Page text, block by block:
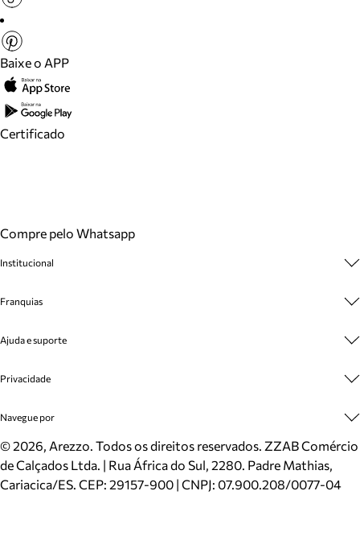
Baixe o APP
Certificado
Compre pelo Whatsapp
Institucional
Cashback
Venda Corporativa
Mapa do Site
Inverno
Mundo Arezzo
Franquias
Plano de Negócio
Ajuda e suporte
Cadastro
Meus Pedidos
Trocas e Devoluções
Cartão Presente
Localizador de lojas
Privacidade
Politica e Privacidade
Navegue por
Sapatos
Bolsas
Scarpins
©2026, Arezzo. Todos os direitos reservados. ZZAB Comércio
de Calçados Ltda. | Rua África do Sul, 2280. Padre Mathias,
Cariacica/ES. CEP: 29157-900 | CNPJ: 07.900.208/0077-04